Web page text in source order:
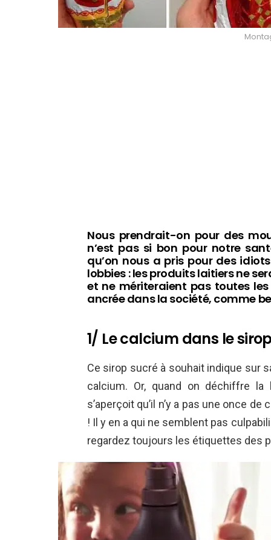
Nous prendrait-on pour des
n’est pas si bon pour notre
qu’on nous a pris pour des
lobbies : les produits laitiers ne
et ne mériteraient pas toutes
ancrée dans la société, comme
1/ Le calcium dans le
Ce sirop sucré à souhait indique sur
calcium. Or, quand on déchiffre
s’aperçoit qu’il n’y a pas une once
! Il y en a qui ne semblent pas
regardez toujours les étiquettes des